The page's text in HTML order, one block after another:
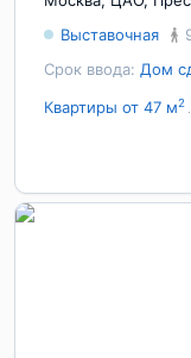
Срок ввода: Дом
Выставочная
Квартиры от 47 м2